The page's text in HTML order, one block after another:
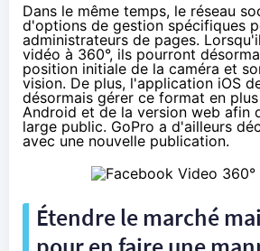
Dans le même temps, le réseau
d'options de gestion spécifiques
administrateurs de pages.
vidéo à 360°, ils pourront
position initiale de la caméra et
vision. De plus, l'application iOS
désormais gérer ce format en
Android et de la version web afin
large public. GoPro a d'ailleurs
avec une nouvelle publication.
Étendre le marché